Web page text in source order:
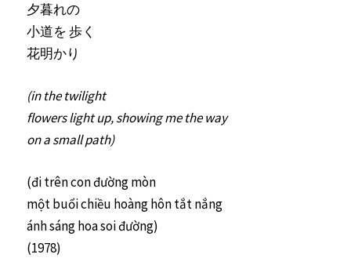
夕暮れの
小道を 歩く
花明かり
(in the twilight
flowers light up, showing me the way
on a small path)
(đi trên con đường mòn
một buổi chiều hoàng hôn tắt nắng
ánh sáng hoa soi đường)
(1978)